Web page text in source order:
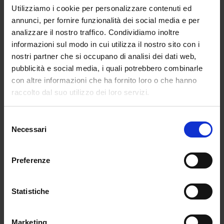
Utilizziamo i cookie per personalizzare contenuti ed
annunci, per fornire funzionalità dei social media e per
analizzare il nostro traffico. Condividiamo inoltre
informazioni sul modo in cui utilizza il nostro sito con i
nostri partner che si occupano di analisi dei dati web,
pubblicità e social media, i quali potrebbero combinarle
con altre informazioni che ha fornito loro o che hanno
raccolto dal suo utilizzo dei loro servizi.
delNecessari
Preferenze
Statistiche
Marketing
In sintesi si tratta di surrogati di
presenza: non nascono per liberare
l’uomo dalle fatiche fisiche, ma da
quelle emozionali.
È la linea che divide lo strumento tecnologico dal
soggetto tecnologico, un nuovo modo di intendere
la tecnologia.
La domanda sorge spontanea: ma perché?
il CEO ha parlato di una risposta a una crisi
L’isolamento urbano e i ritmi di lavoro incessanti
lasciano poco spazio alle relazioni umane. Quindi
strutturale, hanno deciso di trovare una soluzione a